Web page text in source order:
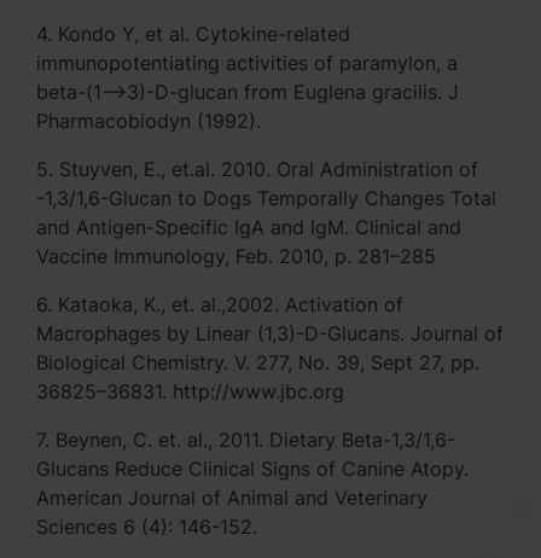
4. Kondo Y, et al. Cytokine-related
immunopotentiating activities of paramylon, a
beta-(1-->3)-D-glucan from Euglena gracilis. J
Pharmacobiodyn (1992).
5. Stuyven, E., et.al. 2010. Oral Administration of
-1,3/1,6-Glucan to Dogs Temporally Changes Total
and Antigen-Specific IgA and IgM. Clinical and
Vaccine Immunology, Feb. 2010, p. 281–285
6. Kataoka, K., et. al.,2002. Activation of
Macrophages by Linear (1,3)-D-Glucans. Journal of
Biological Chemistry. V. 277, No. 39, Sept 27, pp.
36825–36831. http://www.jbc.org
7. Beynen, C. et. al., 2011. Dietary Beta-1,3/1,6-
Glucans Reduce Clinical Signs of Canine Atopy.
American Journal of Animal and Veterinary
Sciences 6 (4): 146-152.